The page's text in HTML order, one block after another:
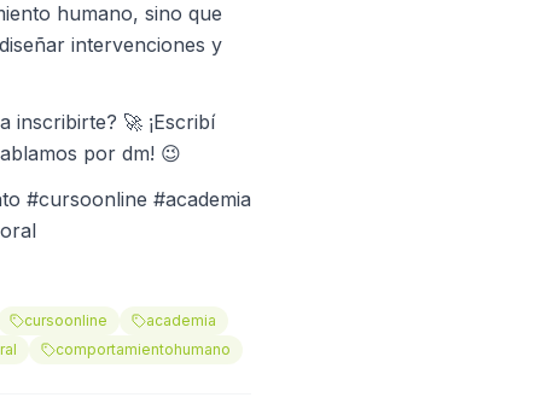
humano, sino que
intervenciones y
inscribirte? 🚀 ¡Escribí
por dm! 😉
#cursoonline #academia
cursoonline
academia
comportamientohumano